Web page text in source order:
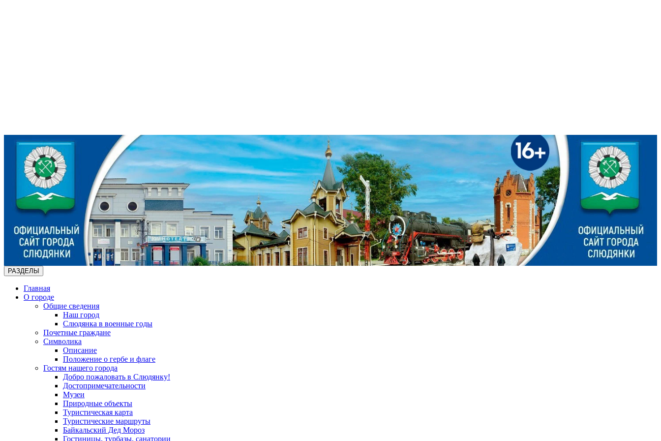
РАЗДЕЛЫ
Главная
О городе
Общие сведения
Наш город
Слюдянка в военные годы
Почетные граждане
Символика
Описание
Положение о гербе и флаге
Гостям нашего города
Добро пожаловать в Слюдянку!
Достопримечательности
Музеи
Природные объекты
Туристическая карта
Туристические маршруты
Байкальский Дед Мороз
Гостиницы, турбазы, санатории